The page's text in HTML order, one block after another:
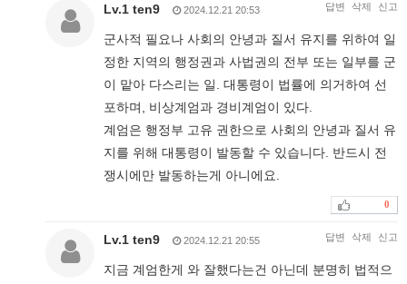
Lv.1 ten9 2024.12.21 20:53 답변 삭제 신고
군사적 필요나 사회의 안녕과 질서 유지를 위하여 일
정한 지역의 행정권과 사법권의 전부 또는 일부를 군
이 맡아 다스리는 일. 대통령이 법률에 의거하여 선
포하며, 비상계엄과 경비계엄이 있다.
계엄은 행정부 고유 권한으로 사회의 안녕과 질서 유
지를 위해 대통령이 발동할 수 있습니다. 반드시 전
쟁시에만 발동하는게 아니에요.
0
Lv.1 ten9 2024.12.21 20:55 답변 삭제 신고
지금 계엄한게 와 잘했다는건 아닌데 분명히 법적으